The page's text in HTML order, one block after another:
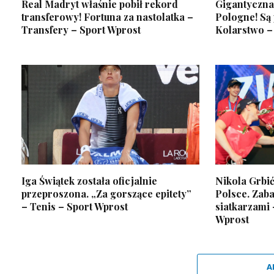
Real Madryt właśnie pobił rekord
transferowy! Fortuna za nastolatka –
Transfery – Sport Wprost
Pologne!
Kolarstwo
Iga Świątek została oficjalnie
przeproszona. „Za gorszące epitety”
– Tenis – Sport Wprost
Nikola
Polsce.
siatkarzami
Wprost